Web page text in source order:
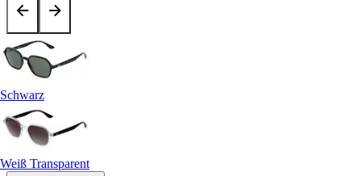
Schwarz
Weiß Transparent